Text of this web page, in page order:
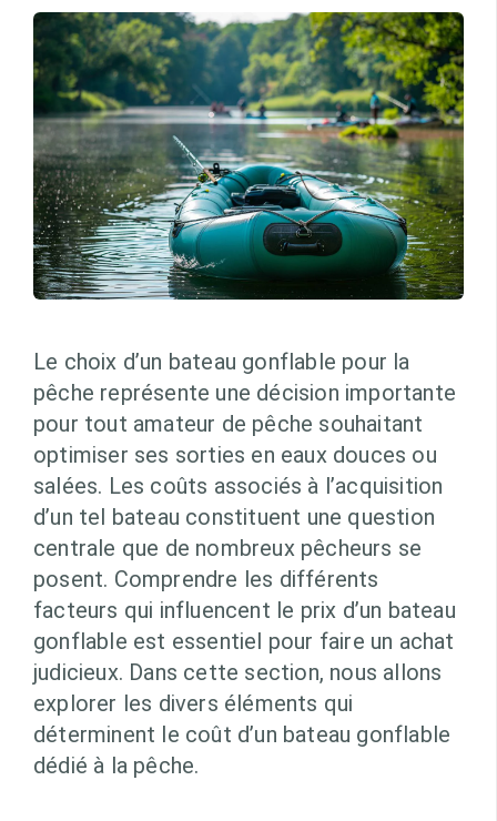
Le choix d’un bateau gonflable pour la
pêche représente une décision importante
pour tout amateur de pêche souhaitant
optimiser ses sorties en eaux douces ou
salées. Les coûts associés à l’acquisition
d’un tel bateau constituent une question
centrale que de nombreux pêcheurs se
posent. Comprendre les différents
facteurs qui influencent le prix d’un bateau
gonflable est essentiel pour faire un achat
judicieux. Dans cette section, nous allons
explorer les divers éléments qui
déterminent le coût d’un bateau gonflable
dédié à la pêche.